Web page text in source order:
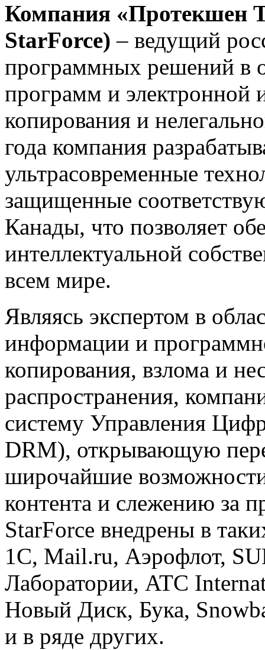
Компания «Протекшен
StarForce) – ведущий
программных решений в
программ и электронной
копирования и
года компания
ультрасовременные
защищенные
Канады, что позволяет
интеллектуальной
всем мире.
Являясь экспертом в
информации и
копирования, взлома и
распространения,
систему Управления
DRM), открывающую
широчайшие
контента и слежению за
StarForce внедрены в
1С, Mail.ru, Аэрофлот,
Лаборатории, ATC
Новый Диск, Бука,
и в ряде других.